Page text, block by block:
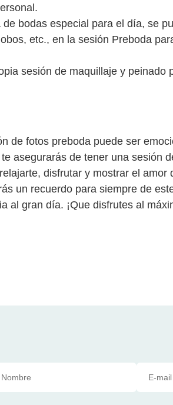
bodas especial para el día, se
etc., en la sesión Preboda
sesión de maquillaje y peinado
de fotos preboda puede ser
asegurarás de tener una sesión
disfrutar y mostrar el amor
un recuerdo para siempre de
al gran día. ¡Que disfrutes al